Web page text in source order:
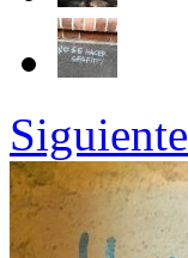
Siguiente